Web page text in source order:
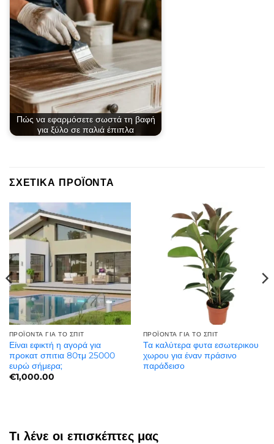
Πώς να εφαρμόσετε σωστά τη βαφή
για ξύλο σε παλιά έπιπλα
ΣΧΕΤΙΚΆ ΠΡΟΪΌΝΤΑ
ΠΡΟΪΌΝΤΑ ΓΙΑ ΤΟ ΣΠΊΤ
Είναι εφικτή η αγορά για
προκατ σπιτια 80τμ 25000
ευρώ σήμερα;
€1,000.00
ΠΡΟΪΌΝΤΑ ΓΙΑ ΤΟ ΣΠΊΤ
Τα καλύτερα φυτα εσωτερικου
χωρου για έναν πράσινο
παράδεισο
Τι λένε οι επισκέπτες μας